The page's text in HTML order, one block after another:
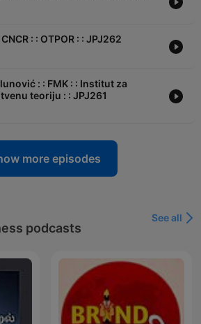
: : OTPOR : : JPJ262
: : FMK : : Institut za
teoriju : : JPJ261
more episodes
podcasts
See all